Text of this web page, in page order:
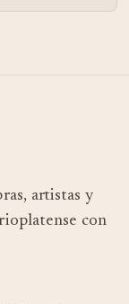
artistas y
con